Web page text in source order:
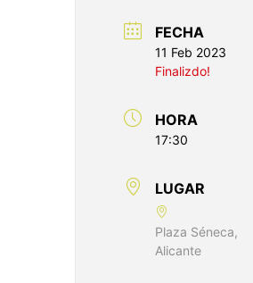
FECHA
11 Feb 2023
Finalizdo!
HORA
17:30
LUGAR
Plaza Séneca,
Alicante